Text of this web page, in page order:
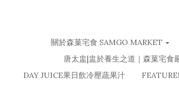
關於森菓宅食 SAMGO MARKET
唐太盅|盅於養生之道｜森菓宅食
DAY JUICE果日飲冷壓蔬果汁